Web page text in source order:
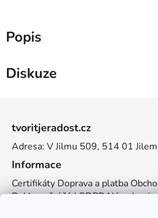
Popis
Diskuze
tvoritjeradost.cz
Adresa: V Jilmu 509, 514 01
Informace
Certifikáty Doprava a platba
Reklamační řádGDPRNávody a